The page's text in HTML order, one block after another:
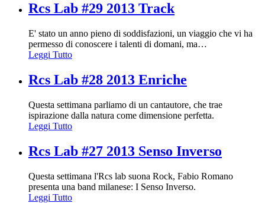
Rcs Lab #29 2013 Track
E' stato un anno pieno di soddisfazioni, un viaggio che vi ha
permesso di conoscere i talenti di domani, ma…
Leggi Tutto
Rcs Lab #28 2013 Enriche
Questa settimana parliamo di un cantautore, che trae
ispirazione dalla natura come dimensione perfetta.
Leggi Tutto
Rcs Lab #27 2013 Senso Inverso
Questa settimana l'Rcs lab suona Rock, Fabio Romano
presenta una band milanese: I Senso Inverso.
Leggi Tutto